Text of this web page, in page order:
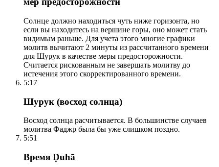
Солнце должно находиться чуть ниже горизонта, но
если вы находитесь на вершине горы, оно может стать
видимым раньше. Для учета этого многие графики
молитв вычитают 2 минуты из рассчитанного времени
для Шурук в качестве меры предосторожности.
Считается рискованным не завершать молитву до
истечения этого скорректированного времени.
5:17
Шурук (восход солнца)
Восход солнца расчитывается. В большинстве случаев
молитва Фаджр была бы уже слишком поздно.
5:51
Время Ḍuhā